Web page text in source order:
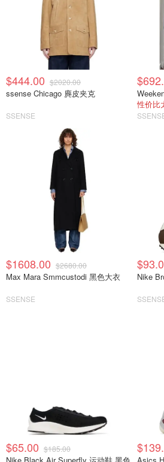
$444.00 $2020.00
ssense Chicago 麂皮夹克
SSENSE
性价比
$1608.00 $2680.00
Max Mara Smmcustodi 黑色大衣
SSENSE
Nike
$65.00 $185.00